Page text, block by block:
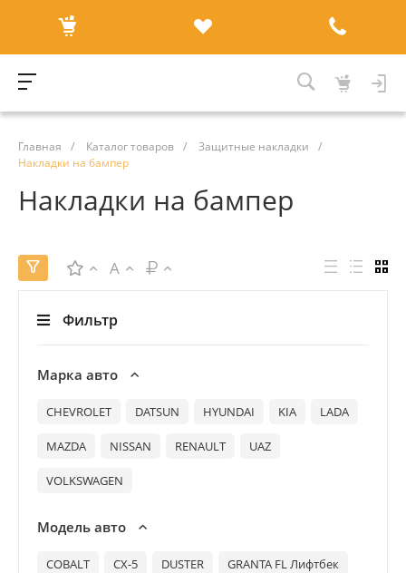
Главная / Каталог товаров / Защитные накладки
/
Накладки на бампер
Накладки на бампер
A
Фильтр
Марка авто
CHEVROLET DATSUN HYUNDAI KIA LADA
MAZDA NISSAN RENAULT UAZ
VOLKSWAGEN
Модель авто
COBALT CX-5 DUSTER GRANTA FL Лифтбек